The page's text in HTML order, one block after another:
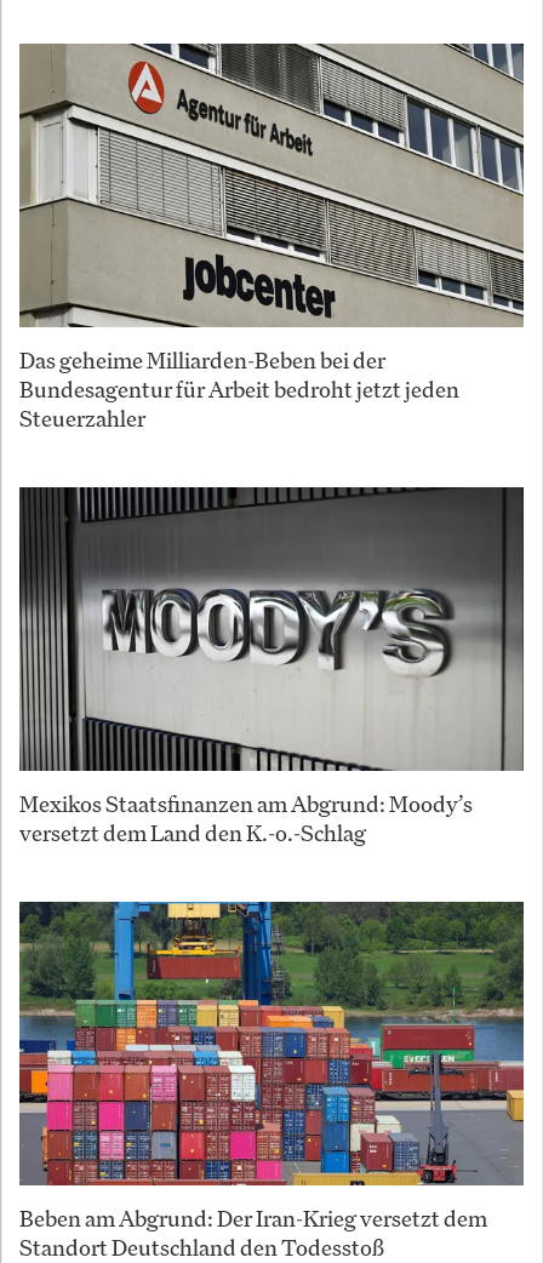
Das geheime Milliarden-Beben bei der
Bundesagentur für Arbeit bedroht jetzt jeden
Steuerzahler
Mexikos Staatsfinanzen am Abgrund: Moody’s
versetzt dem Land den K.-o.-Schlag
Beben am Abgrund: Der Iran-Krieg versetzt dem
Standort Deutschland den Todesstoß